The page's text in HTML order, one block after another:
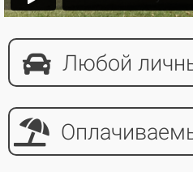
Любой